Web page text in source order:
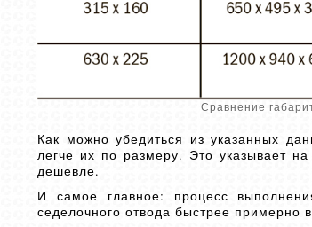
Сравнение
Как можно убедиться из указанных
легче их по размеру. Это указывает
дешевле.
И самое главное: процесс
седелочного отвода быстрее примерно